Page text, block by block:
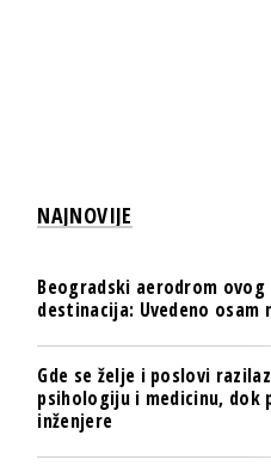
NAJNOVIJE
Beogradski aerodrom ovog
destinacija: Uvedeno
Gde se želje i poslovi
psihologiju i medicinu, dok
inženjere